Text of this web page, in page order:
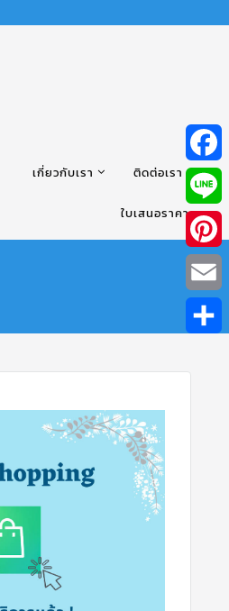
เกี่ยวกับเรา ติดต่อเรา
ใบเสนอราคาLine
Email